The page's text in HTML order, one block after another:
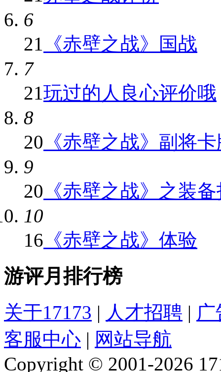
6
21
《赤壁之战》国战
7
21玩过的人良心评价哦
8
20 《赤壁之战》副将
9
20 《赤壁之战》之装
10
16 《赤壁之战》体验
游评月排行榜
关于17173 | 人才招聘 |
客服中心 | 网站导航
Copyright © 2001-2026